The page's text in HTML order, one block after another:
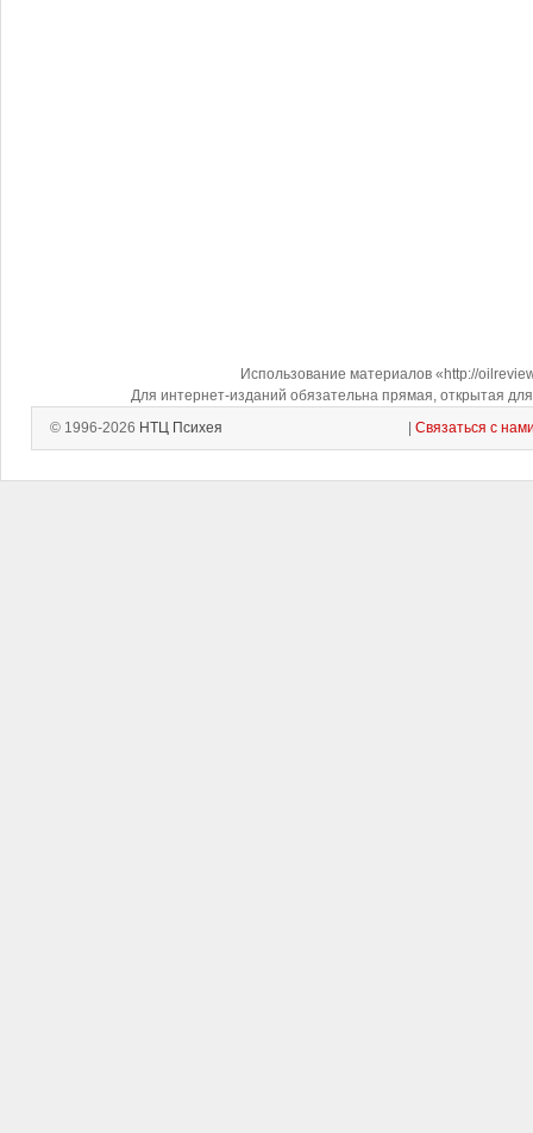
Использование материалов «http://
Для интернет-изданий обязательна прямая, открытая
© 1996-2026 НТЦ Психея Связаться с